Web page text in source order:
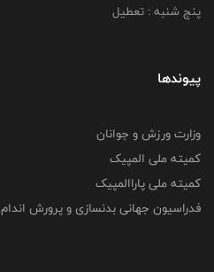
پنج شنبه : تعطیل
پیوندها
وزارت ورزش و جوانان
کمیته ملی المپیک
کمیته ملی پاراالمپیک
فدراسیون جهانی بدنسازی و پرورش اندام